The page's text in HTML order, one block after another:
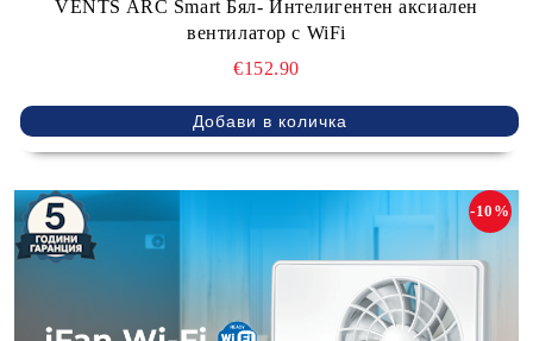
VENTS ARC Smart Бял- Интелигентен аксиален
вентилатор с WiFi
€152.90
-10%